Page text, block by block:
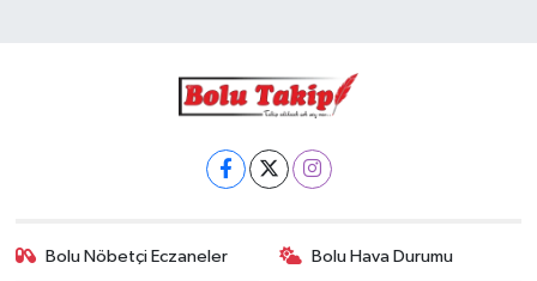
Bolu Nöbetçi Eczaneler Bolu Hava Durumu